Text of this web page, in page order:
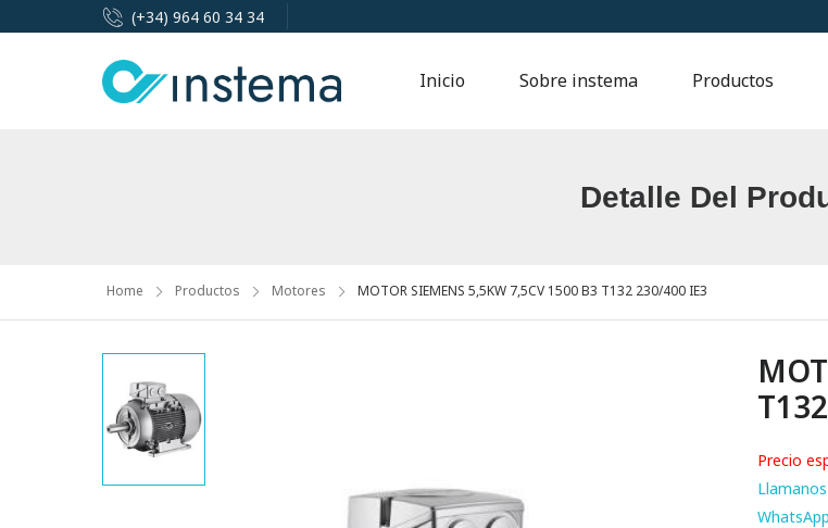
(+34) 964 60 34 34
Inicio Sobre instema Productos
Detalle Del
Home Productos Motores MOTOR SIEMENS 5,5KW 7,5CV 1500 B3 T132 230/400 IE3
Precio
Llamanos
WhatsApp